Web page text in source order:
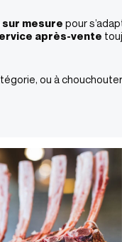
mesure pour
après-vente
ou à